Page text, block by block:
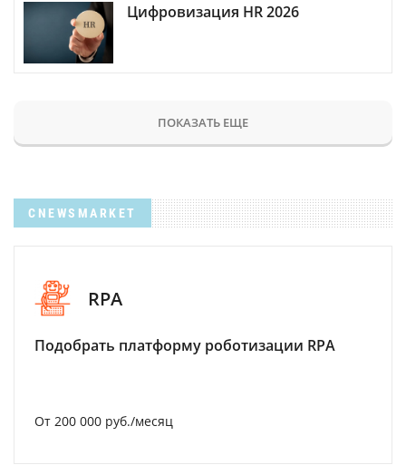
Цифровизация HR 2026
ПОКАЗАТЬ ЕЩЕ
CNEWSMARKET
RPA
Подобрать платформу роботизации RPA
От 200 000 руб./месяц